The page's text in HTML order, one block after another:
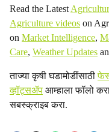
Read the Latest
Agriculture videos on
on Market Intelligence,
Care, Weather Updates
ताज्या कृषी घडामोडींसाठी
व्हॉट्सॲप आम्हाला फॉलो
सबस्क्राइब करा.